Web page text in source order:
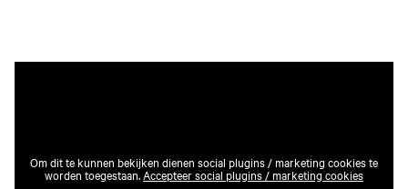
Om dit te kunnen bekijken dienen social plugins / marketing cookies te
worden toegestaan.Accepteer social plugins / marketing cookies